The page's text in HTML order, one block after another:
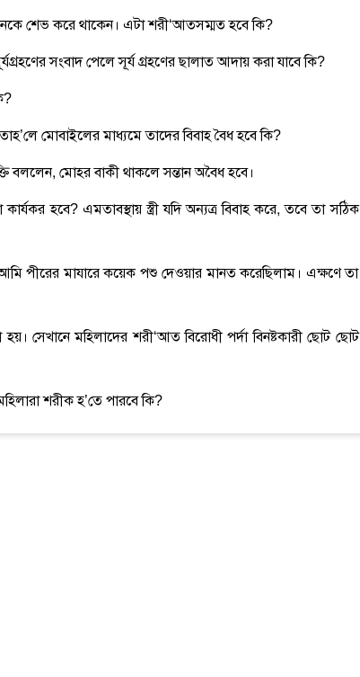
শেভ করে থাকেন। এটা শরী‘আতসম্মত হবে কি?
সংবাদ পেলে সূর্য গ্রহণের ছালাত আদায় করা যাবে কি?
মোবাইলের মাধ্যমে তাদের বিবাহ বৈধ হবে কি?
বললেন, মোহর বাকী থাকলে সন্তান অবৈধ হবে।
হবে? এমতাবস্থায় স্ত্রী যদি অন্যত্র বিবাহ করে, তবে তা সঠিক
পীরের মাযারে কয়েক পশু দেওয়ার মানত করেছিলাম। এক্ষণে তা
সেখানে মহিলাদের শরী‘আত বিরোধী পর্দা বিনষ্টকারী ছোট ছোট
শরীক হ’তে পারবে কি?